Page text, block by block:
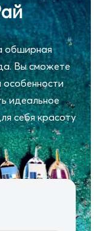
обширная
Вы сможете
особенности
идеальное
себя красоту